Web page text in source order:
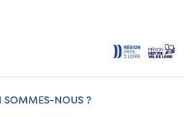
SOMMES-NOUS ?